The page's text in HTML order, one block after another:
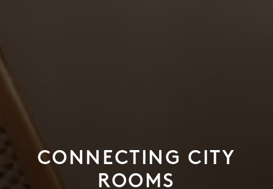
CONNECTING CITY
ROOMS